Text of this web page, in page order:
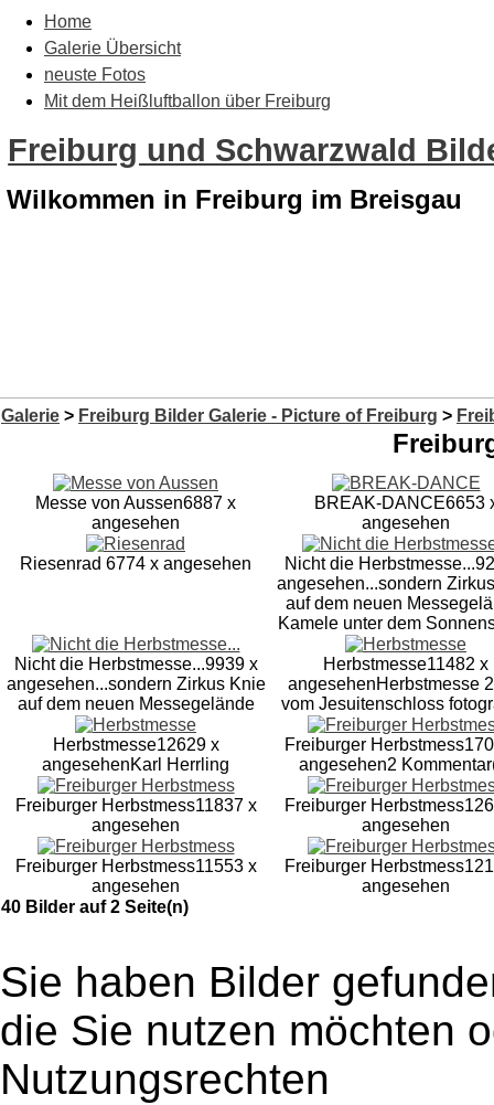
Home
Galerie Übersicht
neuste Fotos
Mit dem Heißluftballon über Freiburg
Freiburg und Schwarzwald
Wilkommen in Freiburg im Breisgau
Galerie > Freiburg Bilder Galerie - Picture of Freiburg >
Messe von Aussen6887 x
angesehen
BREAK-DANCE6653
angesehen
Riesenrad 6774 x angesehen Nicht die Herbstmesse...
angesehen...sondern
auf dem neuen
Kamele unter dem
Nicht die Herbstmesse...9939 x
angesehen...sondern Zirkus Knie
auf dem neuen Messegelände
Herbstmesse11482 x
angesehenHerbstmesse
vom Jesuitenschloss
Herbstmesse12629 x
angesehenKarl Herrling
Freiburger Herbstmess
angesehen2
Freiburger Herbstmess11837 x
angesehen
Freiburger Herbstmess
angesehen
Freiburger Herbstmess11553 x
angesehen
Freiburger Herbstmess
angesehen
40 Bilder auf 2 Seite(n)
Sie haben Bilder
die Sie nutzen möchten
Nutzungsrechten